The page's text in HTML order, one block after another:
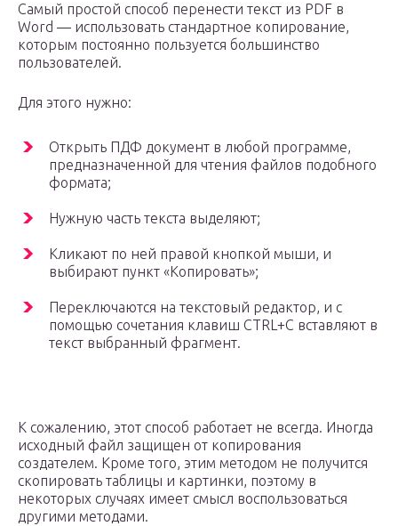
Самый простой способ перенести текст из PDF в
Word — использовать стандартное копирование,
которым постоянно пользуется большинство
пользователей.
Для этого нужно:
Открыть ПДФ документ в любой программе,
предназначенной для чтения файлов подобного
формата;
Нужную часть текста выделяют;
Кликают по ней правой кнопкой мыши, и
выбирают пункт «Копировать»;
Переключаются на текстовый редактор, и с
помощью сочетания клавиш CTRL+C вставляют в
текст выбранный фрагмент.
К сожалению, этот способ работает не всегда. Иногда
исходный файл защищен от копирования
создателем. Кроме того, этим методом не получится
скопировать таблицы и картинки, поэтому в
некоторых случаях имеет смысл воспользоваться
другими методами.